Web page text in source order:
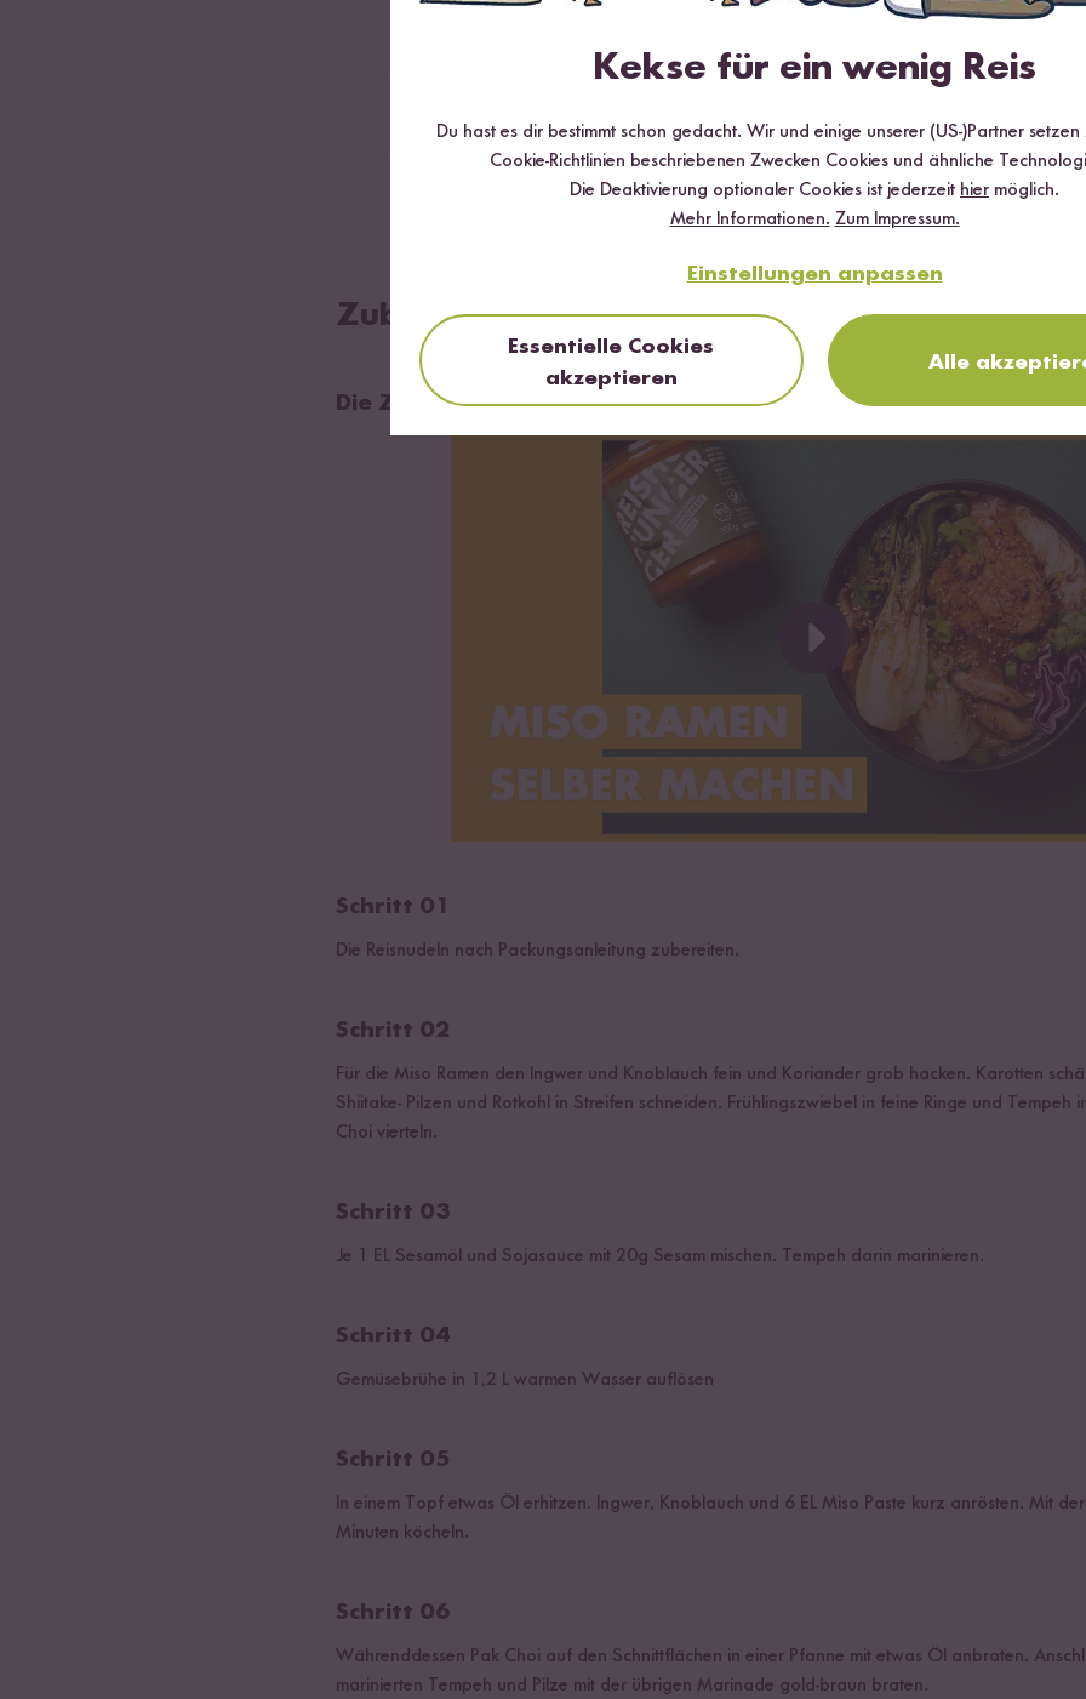
Zubereitung
Die Zubereitung im Video
Schritt 01
Die Reisnudeln nach Packungsanleitung zubereiten.
Schritt 02
Für die Miso Ramen den Ingwer und Knoblauch fein und Koriander grob hacken. Karotten
Shiitake- Pilzen und Rotkohl in Streifen schneiden. Frühlingszwiebel in feine Ringe und Tempeh
Choi vierteln.
Schritt 03
Je 1 EL Sesamöl und Sojasauce mit 20g Sesam mischen. Tempeh darin marinieren.
Schritt 04
Gemüsebrühe in 1,2 L warmen Wasser auflösen
Schritt 05
In einem Topf etwas Öl erhitzen. Ingwer, Knoblauch und 6 EL Miso Paste kurz anrösten. Mit
Minuten köcheln.
Schritt 06
Währenddessen Pak Choi auf den Schnittflächen in einer Pfanne mit etwas Öl anbraten.
marinierten Tempeh und Pilze mit der übrigen Marinade gold-braun braten.
Kekse für ein wenig Reis
Du hast es dir bestimmt schon gedacht. Wir und einige unserer (US-)Partner
Cookie-Richtlinien beschriebenen Zwecken Cookies und ähnliche
Die Deaktivierung optionaler Cookies ist jederzeit hier möglich.
Mehr Informationen. Zum Impressum.
Einstellungen anpassen
Essentielle Cookies
akzeptieren
Alle